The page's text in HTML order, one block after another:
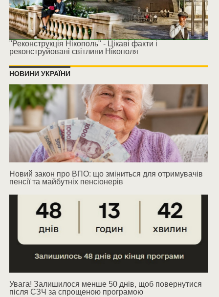
"Реконструкція Нікополь" - Цікаві факти і
реконструйовані світлини Нікополя
НОВИНИ УКРАЇНИ
Новий закон про ВПО: що зміниться для отримувачів
пенсії та майбутніх пенсіонерів
Увага! Залишилося менше 50 днів, щоб повернутися
після СЗЧ за спрощеною програмою